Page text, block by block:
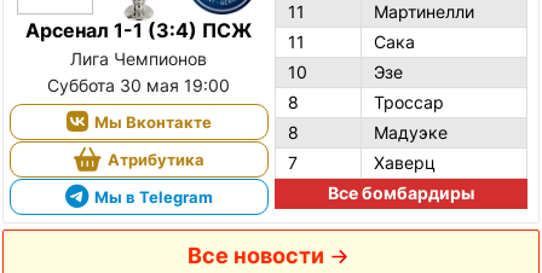
Арсенал 1-1 (3:4) ПСЖ
Лига Чемпионов
Суббота 30 мая 19:00
Мы Вконтакте
Атрибутика
Мы в Telegram
11
Мартинелли
11
Сака
10
Эзе
8
Троссар
8
Мадуэке
7
Хаверц
Все бомбардиры
Все новости